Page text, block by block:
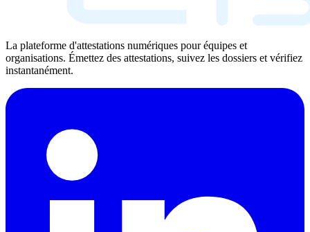
La plateforme d'attestations numériques pour équipes et
organisations. Émettez des attestations, suivez les dossiers et vérifiez
instantanément.